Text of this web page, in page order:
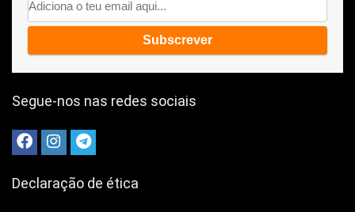
Segue-nos nas redes sociais
Declaração de ética